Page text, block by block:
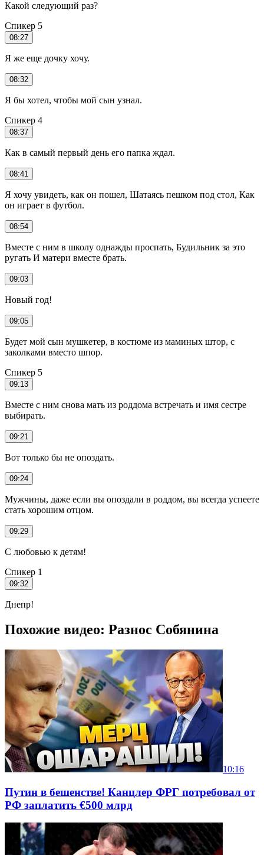
Какой следующий раз?
Спикер 5
08:27
Я же еще дочку хочу.
08:32
Я бы хотел, чтобы мой сын узнал.
Спикер 4
08:37
Как в самый первый день его папка ждал.
08:41
Я хочу увидеть, как он пошел, Шатаясь пешком под стол, Как
он играет в футбол.
08:54
Вместе с ним в школу однажды проспать, Будильник за это
ругать И матери вместе брать.
09:03
Новый год!
09:05
Будет мой сын мушкетер, в костюме из маминых штор, с
заколками вместо шпор.
Спикер 5
09:13
Вместе с ним снова мать из роддома встречать и имя сестре
выбирать.
09:21
Вот только бы не опоздать.
09:24
Мужчины, даже если вы опоздали в роддом, вы всегда успеете
стать хорошим отцом.
09:29
С любовью к детям!
Спикер 1
09:32
Днепр!
Похожие видео: Разнос Собянина
10:16
Путин в бешенстве! Канцлер ФРГ потребовал от
РФ заплатить €500 млрд